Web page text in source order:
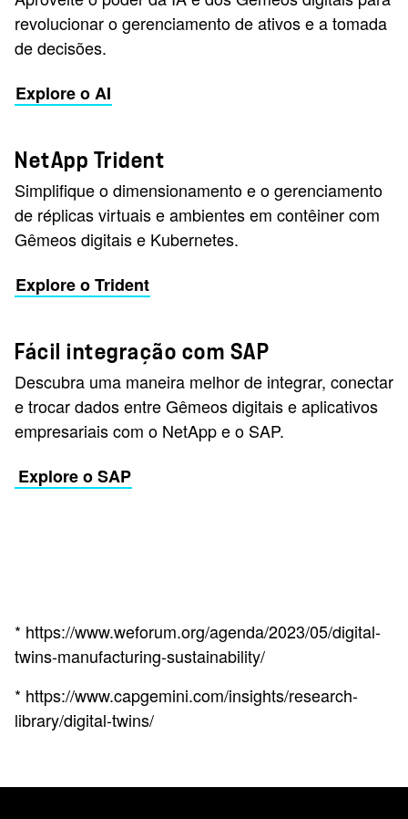
revolucionar o gerenciamento de ativos e a tomada
de decisões.
Explore o AI
NetApp Trident
Simplifique o dimensionamento e o gerenciamento
de réplicas virtuais e ambientes em contêiner com
Gêmeos digitais e Kubernetes.
Explore o Trident
Fácil integração com SAP
Descubra uma maneira melhor de integrar, conectar
e trocar dados entre Gêmeos digitais e aplicativos
empresariais com o NetApp e o SAP.
Explore o SAP
* https://www.weforum.org/agenda/2023/05/digital-
twins-manufacturing-sustainability/
* https://www.capgemini.com/insights/research-
library/digital-twins/